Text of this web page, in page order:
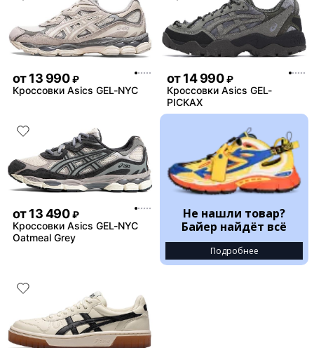
от13 990 ₽
Кроссовки Asics GEL-NYC
от14 990 ₽
Кроссовки Asics GEL-
PICKAX
от13 490 ₽
Кроссовки Asics GEL-NYC
Oatmeal Grey
Не нашли товар?
Байер найдёт всё
Подробнее